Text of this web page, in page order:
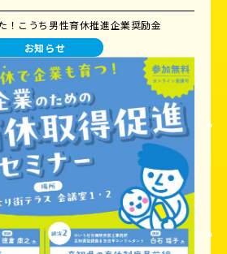
！こうち男性育休推進企業奨励金
お知らせ